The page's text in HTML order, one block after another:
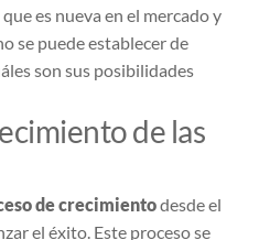
que es nueva en el mercado y
se puede establecer de
son sus posibilidades
de las
de crecimientodesde el
el éxito. Este proceso se